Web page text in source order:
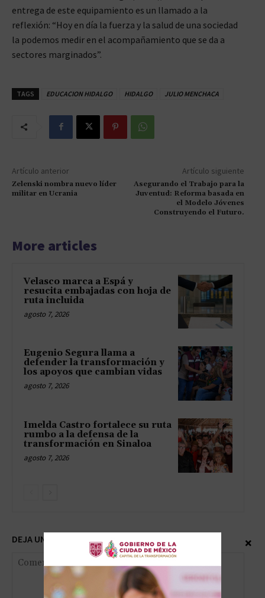
entrega de este equipamiento es un llamado a la
reflexión: “Hoy en día la fuerza y la salud de una sociedad
la podemos medir en el acompañamiento que se da a
sectores marginados”.
TAGS EDUCACION HIDALGO HIDALGO JULIO MENCHACA
Artículo anterior
Zelenski nombra nuevo líder
militar en Ucrania
Artículo siguiente
Asegurando el Trabajo para la
Juventud: Reforma basada en
el Modelo Jóvenes
Construyendo el Futuro.
More articles
Velasco marca a Espá y
resucita embajadas con hoja de
ruta incluida
agosto 7, 2026
Eugenio Segura llama a
defender la transformación y
los apoyos que cambian vidas
agosto 7, 2026
Imelda Castro fortalece su ruta
rumbo a la defensa de la
transformación en Sinaloa
agosto 7, 2026
DEJA UNA RESPUESTA ×